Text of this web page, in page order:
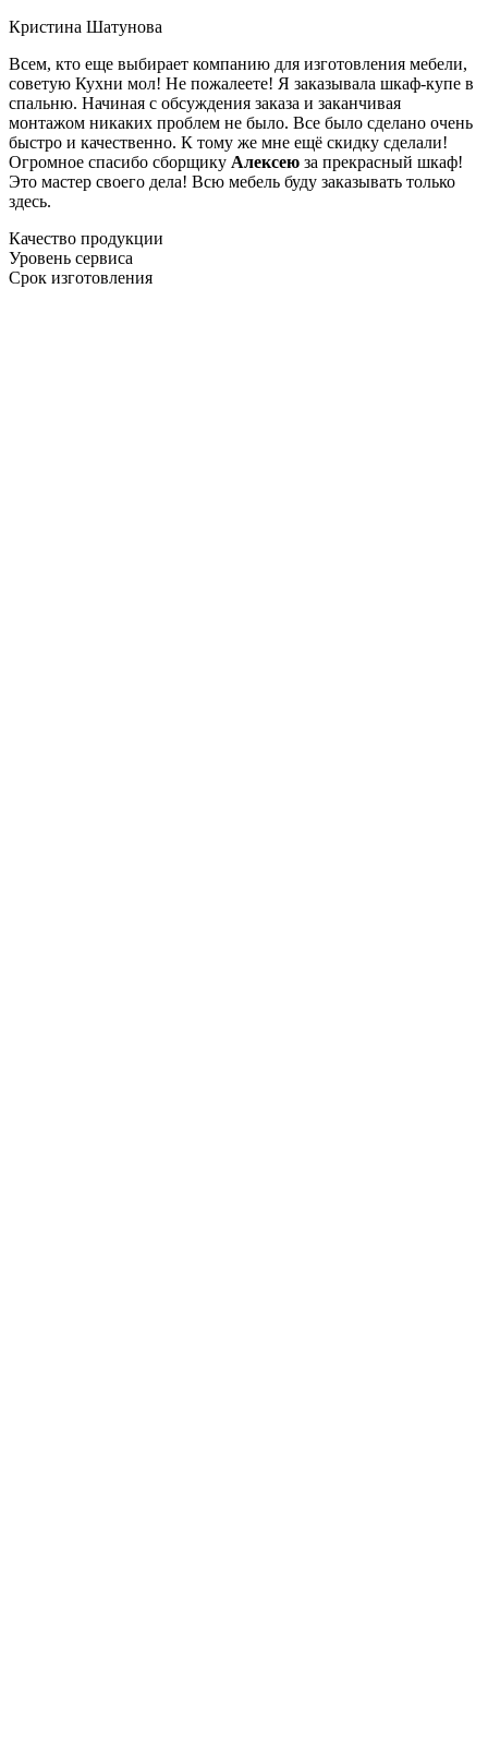
Кристина Шатунова
Всем, кто еще выбирает компанию для изготовления мебели,
советую Кухни мол! Не пожалеете! Я заказывала шкаф-купе в
спальню. Начиная с обсуждения заказа и заканчивая
монтажом никаких проблем не было. Все было сделано очень
быстро и качественно. К тому же мне ещё скидку сделали!
Огромное спасибо сборщику Алексею за прекрасный шкаф!
Это мастер своего дела! Всю мебель буду заказывать только
здесь.
Качество продукции
Уровень сервиса
Срок изготовления